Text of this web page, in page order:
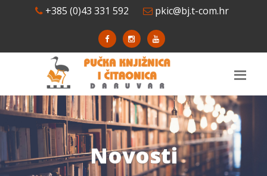
+385 (0)43 331 592 pkic@bj.t-com.hr
Novosti